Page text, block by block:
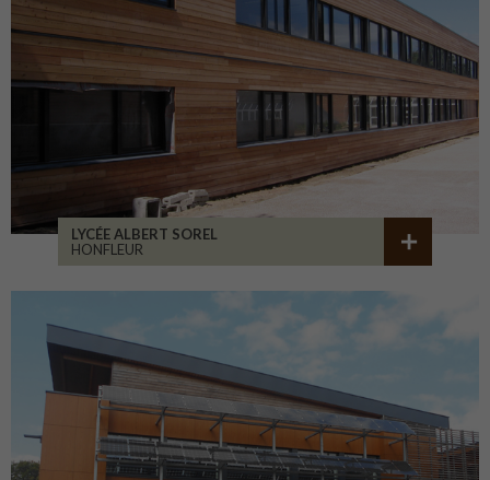
LYCÉE ALBERT SOREL
HONFLEUR